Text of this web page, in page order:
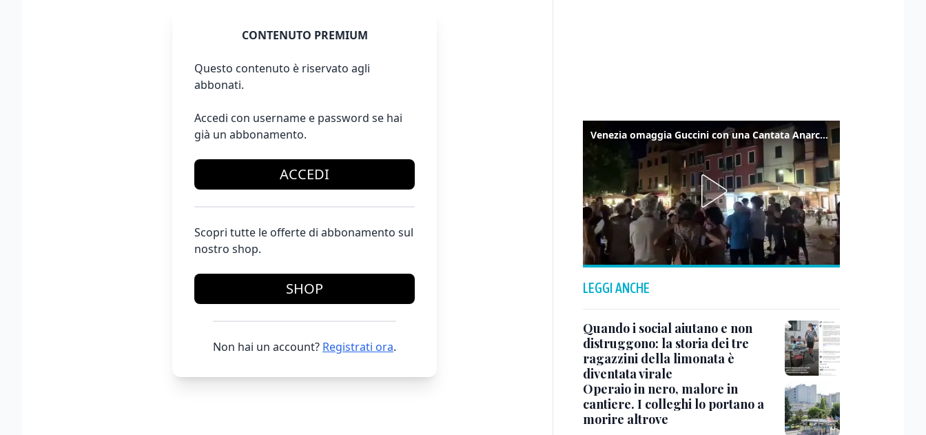
CONTENUTO PREMIUM
Questo contenuto è riservato agli
abbonati.
Accedi con username e password se hai
già un abbonamento.
ACCEDI
Scopri tutte le offerte di abbonamento sul
nostro shop.
SHOP
Non hai un account? Registrati ora.
Venezia omaggia Guccini con una Cantata Anarchica in campo Santa Margherita
LEGGI ANCHE
Quando i social aiutano e non
distruggono: la storia dei tre
ragazzini della limonata è
diventata virale
Operaio in nero, malore in
cantiere. I colleghi lo portano a
morire altrove